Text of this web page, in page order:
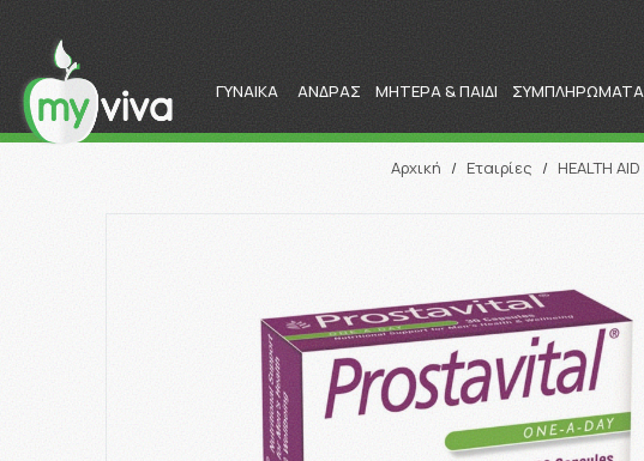
ΓΥΝΑΙΚΑ ΑΝΔΡΑΣ ΜΗΤΕΡΑ & ΠΑΙΔΙ ΣΥΜΠΛΗΡΩΜΑΤΑ
Αρχική / Εταιρίες / HEALTH AID